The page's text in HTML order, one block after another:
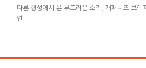
다른 행성에서 온 부드러운 소리, 재패니즈 브렉
연